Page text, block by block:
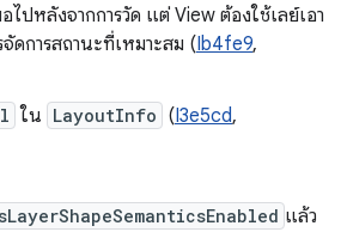
ไปหลังจากการวัด แต่ View ต้องใช้เลย์เอา
ดการสถานะที่เหมาะสม (Ib4fe9,
ใน LayoutInfo (I3e5cd,
แล้ว